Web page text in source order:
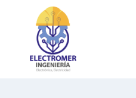
contenido